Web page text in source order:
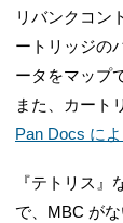
リバンクコン
ートリッジの
ータをマップ
また、カート
Pan Docs に
『テトリス
で、MBC がな